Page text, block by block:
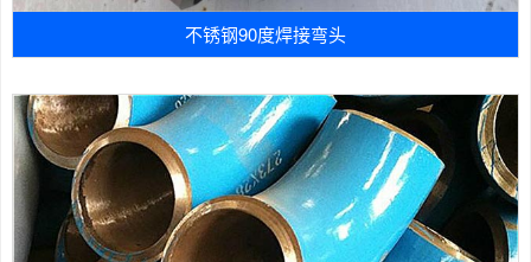
不锈钢90度焊接弯头